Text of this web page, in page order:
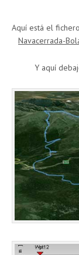
Aquí está el
Navacerrada-
Y aquí